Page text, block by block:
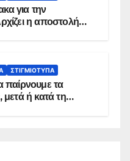
για την
η αποστολή
ΣΤΙΓΜΙΌΤΥΠΑ
παίρνουμε τα
ή κατά τη